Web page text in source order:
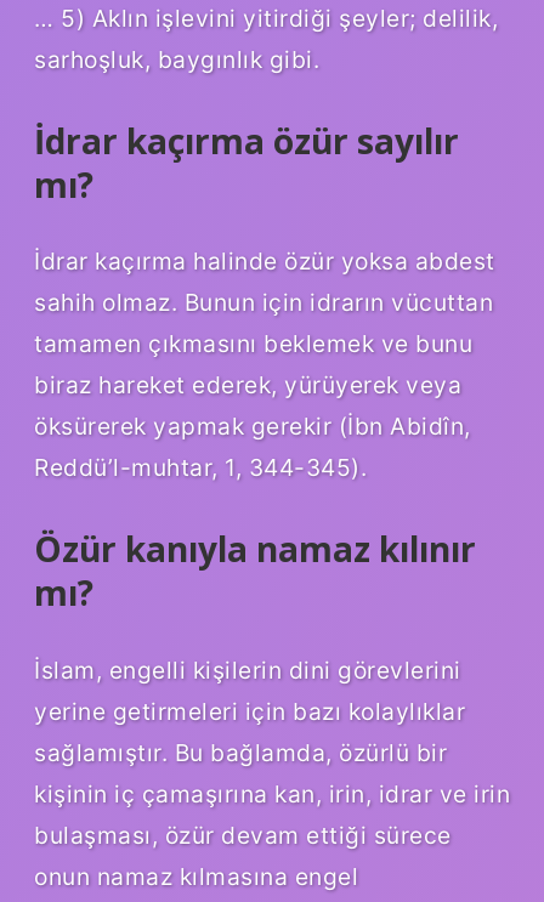
… 5) Aklın işlevini yitirdiği şeyler; delilik,
sarhoşluk, baygınlık gibi.
İdrar kaçırma özür sayılır
mı?
İdrar kaçırma halinde özür yoksa abdest
sahih olmaz. Bunun için idrarın vücuttan
tamamen çıkmasını beklemek ve bunu
biraz hareket ederek, yürüyerek veya
öksürerek yapmak gerekir (İbn Abidîn,
Reddü’l-muhtar, 1, 344-345).
Özür kanıyla namaz kılınır
mı?
İslam, engelli kişilerin dini görevlerini
yerine getirmeleri için bazı kolaylıklar
sağlamıştır. Bu bağlamda, özürlü bir
kişinin iç çamaşırına kan, irin, idrar ve irin
bulaşması, özür devam ettiği sürece
onun namaz kılmasına engel